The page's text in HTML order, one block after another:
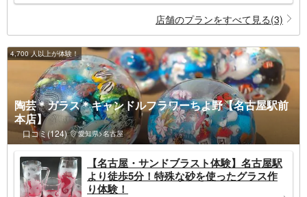
店舗のプランをすべて見る(3)
4,700 人以上が体験！
陶芸＊ガラス＊キャンドルフラワーちよ野【名古屋駅前
本店】
口コミ(124) 愛知県>名古屋
【名古屋・サンドブラスト体験】名古屋駅
より徒歩5分！特殊な砂を使ったグラス作
り体験！